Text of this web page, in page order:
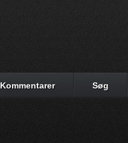
Kommentarer Søg